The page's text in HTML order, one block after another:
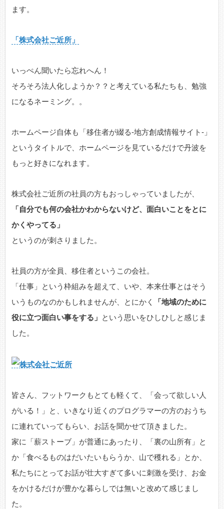
ます。
「株式会社ご近所」
いっぺん聞いたら忘れへん！
そろそろ法人化しようか？？と考えている私たちも、勉強
になるネーミング。。
ホームページ自体も「移住者が綴る-地方創成情報サイト-」
というタイトルで、ホームページを見ているだけで丹波を
もっと好きになれます。
株式会社ご近所の社員の方もおっしゃっていましたが、
「自分でも何の会社かわからないけど、面白いことをとに
かくやってる」
というのが刺さりました。
社員の方が全員、移住者というこの会社。
「仕事」という枠組みを超えて、いや、本来仕事とはそう
いうものなのかもしれませんが、とにかく
「地域のために
役に立つ面白い事をする」 という思いをひしひしと感じま
した。
皆さん、フットワークもとても軽くて、「会って欲しい人
がいる！」と、いきなり近くのプログラマーの方のおうち
に連れていってもらい、お話を聞かせて頂きました。
家に「薪ストーブ」が普通にあったり、「裏の山所有」と
か「食べるものはだいたいもらうか、山で穫れる」とか、
私たちにとってお話が壮大すぎて多いに刺激を受け、お金
をかけるだけが豊かな暮らしでは無いと改めて感じまし
た。